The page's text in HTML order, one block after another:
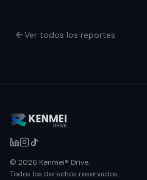
Ver todos los reportes
© 2026 Kenmei® Drive.
Todos los derechos reservados.